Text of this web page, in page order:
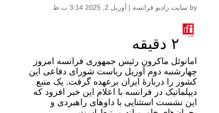
by سایت رادیو فرانسه | آوریل 2, 2025 3:14 ب.ظ
۲ دقیقه
امانوئل ماکرون رئیس جمهوری فرانسه امروز
چهارشنبه دوم آوریل ریاست شورای دفاعی این
کشور را دربارۀ ایران برعهده گرفت. یک منبع
دیپلماتیک در فرانسه با اعلام این خبر افزود که
این نشست استثنایی با داوهای راهبردی و